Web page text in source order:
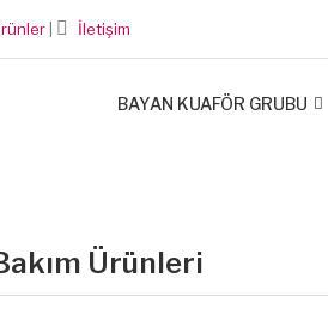
İletişim
BAYAN KUAFÖR GRUBU
Ürünleri